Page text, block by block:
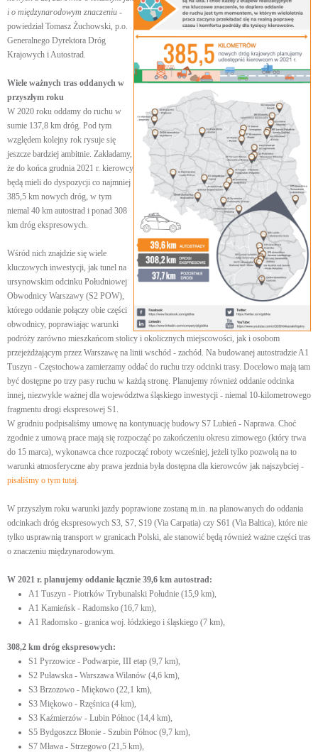
i o międzynarodowym znaczeniu -
powiedział Tomasz Żuchowski, p.o.
Generalnego Dyrektora Dróg
Krajowych i Autostrad.
Wiele ważnych tras oddanych w
przyszłym roku
W 2020 roku oddamy do ruchu w
sumie 137,8 km dróg. Pod tym
względem kolejny rok rysuje się
jeszcze bardziej ambitnie. Zakładamy,
że do końca grudnia 2021 r. kierowcy
będą mieli do dyspozycji co najmniej
385,5 km nowych dróg, w tym
niemal 40 km autostrad i ponad 308
km dróg ekspresowych.
Wśród nich znajdzie się wiele
kluczowych inwestycji, jak tunel na
ursynowskim odcinku Południowej
Obwodnicy Warszawy (S2 POW),
którego oddanie połączy obie części
obwodnicy, poprawiając warunki
podróży zarówno mieszkańcom stolicy i okolicznych miejscowości, jak i osobom
przejeżdżającym przez Warszawę na linii wschód - zachód. Na budowanej autostradzie A1
Tuszyn - Częstochowa zamierzamy oddać do ruchu trzy odcinki trasy. Docelowo mają tam
być dostępne po trzy pasy ruchu w każdą stronę. Planujemy również oddanie odcinka
innej, niezwykle ważnej dla województwa śląskiego inwestycji - niemal 10-kilometrowego
fragmentu drogi ekspresowej S1.
W grudniu podpisaliśmy umowę na kontynuację budowy S7 Lubień - Naprawa. Choć
zgodnie z umową prace mają się rozpocząć po zakończeniu okresu zimowego (który trwa
do 15 marca), wykonawca chce rozpocząć roboty wcześniej, jeżeli tylko pozwolą na to
warunki atmosferyczne aby prawa jezdnia była dostępna dla kierowców jak najszybciej -
pisaliśmy o tym tutaj.
W przyszłym roku warunki jazdy poprawione zostaną m.in. na planowanych do oddania
odcinkach dróg ekspresowych S3, S7, S19 (Via Carpatia) czy S61 (Via Baltica), które nie
tylko usprawnią transport w granicach Polski, ale stanowić będą również ważne części tras
o znaczeniu międzynarodowym.
W 2021 r. planujemy oddanie łącznie 39,6 km autostrad:
A1 Tuszyn - Piotrków Trybunalski Południe (15,9 km),
A1 Kamieńsk - Radomsko (16,7 km),
A1 Radomsko - granica woj. łódzkiego i śląskiego (7 km),
308,2 km dróg ekspresowych:
S1 Pyrzowice - Podwarpie, III etap (9,7 km),
S2 Puławska - Warszawa Wilanów (4,6 km),
S3 Brzozowo - Miękowo (22,1 km),
S3 Miękowo - Rzęśnica (4 km),
S3 Kaźmierzów - Lubin Północ (14,4 km),
S5 Bydgoszcz Błonie - Szubin Północ (9,7 km),
S7 Mława - Strzegowo (21,5 km),